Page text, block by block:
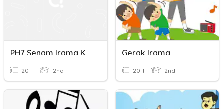
PH7 Senam Irama Kelas XI. IPA 2
20 T 2nd
Gerak Irama
20 T 2nd